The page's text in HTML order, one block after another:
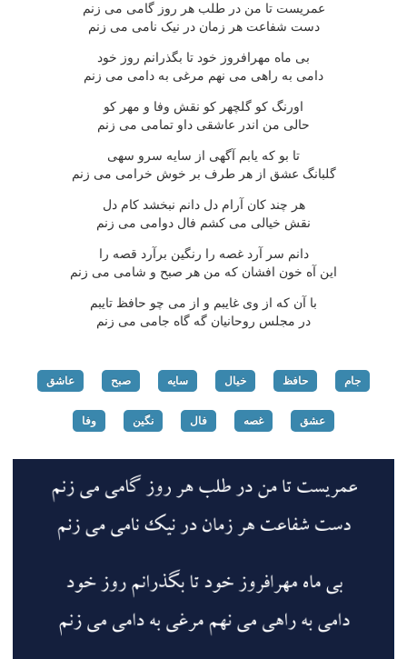
عمریست تا من در طلب هر روز گامی می زنم
دست شفاعت هر زمان در نیک نامی می زنم
بی ماه مهرافروز خود تا بگذرانم روز خود
دامی به راهی می نهم مرغی به دامی می زنم
اورنگ کو گلچهر کو نقش وفا و مهر کو
حالی من اندر عاشقی داو تمامی می زنم
تا بو که یابم آگهی از سایه سرو سهی
گلبانگ عشق از هر طرف بر خوش خرامی می زنم
هر چند کان آرام دل دانم نبخشد کام دل
نقش خیالی می کشم فال دوامی می زنم
دانم سر آرد غصه را رنگین برآرد قصه را
این آه خون افشان که من هر صبح و شامی می زنم
با آن که از وی غایبم و از می چو حافظ تایبم
در مجلس روحانیان گه گاه جامی می زنم
جام حافظ خیال سایه صبح عاشق
عشق غصه فال نگین وفا